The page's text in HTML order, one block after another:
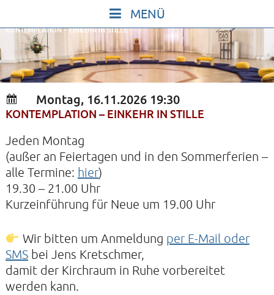
content
START
IN STILLE SEIN
SINGEN UND SCHWEIGEN
BEWEGEN UND TANZEN
HEILKRAFT DES KÖRPERS
STILLE UND SPIEL FÜR KINDER UND
JUGENDLICHE
KONZERTE
ALLE TERMINE
KONTEMPLATION – EINKEHR IN STILLE
Montag, 16.11.2026 19:30
KONTEMPLATION – EINKEHR IN STILLE
Jeden Montag
(außer an Feiertagen und in den Sommerferien –
alle Termine: hier)
19.30 – 21.00 Uhr
Kurzeinführung für Neue um 19.00 Uhr
Wir bitten um Anmeldung per E-Mail oder
SMSbei Jens Kretschmer,
damit der Kirchraum in Ruhe vorbereitet
werden kann.